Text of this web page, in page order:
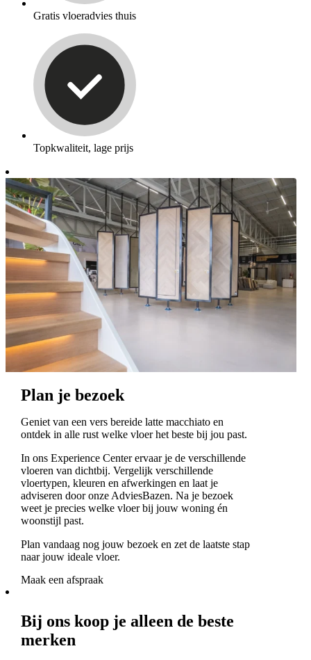
Gratis vloeradvies thuis
Topkwaliteit, lage prijs
Plan je bezoek
Geniet van een vers bereide latte macchiato en
ontdek in alle rust welke vloer het beste bij jou past.
In ons Experience Center ervaar je de verschillende
vloeren van dichtbij. Vergelijk verschillende
vloertypen, kleuren en afwerkingen en laat je
adviseren door onze AdviesBazen. Na je bezoek
weet je precies welke vloer bij jouw woning én
woonstijl past.
Plan vandaag nog jouw bezoek en zet de laatste stap
naar jouw ideale vloer.
Maak een afspraak
Bij ons koop je alleen de beste
merken